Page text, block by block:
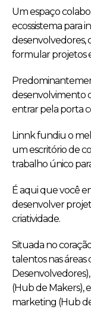
Um espaço
ecossistema para
desenvolvedores,
formular projetos
desenvolvimento
entrar pela porta
Linnk fundiu o
um escritório de
trabalho único
É aqui que você
desenvolver
criatividade.
Situada no
talentos nas
(Hub de Makers),
marketing (Hub